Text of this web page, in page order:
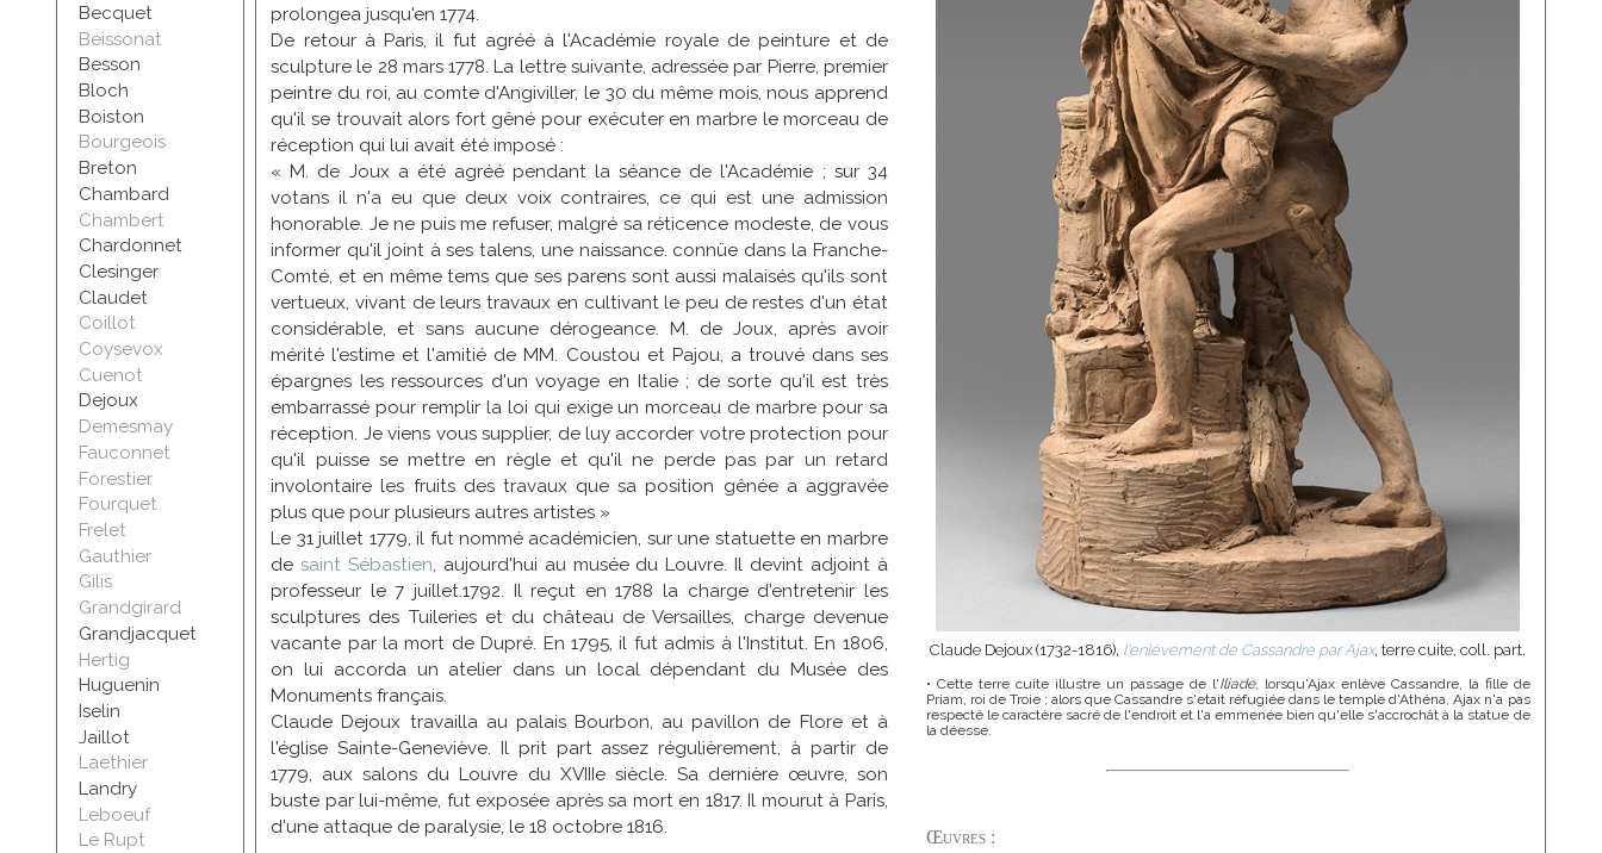
Becquet
Beissonat
Besson
Bloch
Boiston
Bourgeois
Breton
Chambard
Chambert
Chardonnet
Clesinger
Claudet
Coillot
Coysevox
Cuenot
Dejoux
Demesmay
Fauconnet
Forestier
Fourquet
Frelet
Gauthier
Gilis
Grandgirard
Grandjacquet
Hertig
Huguenin
Iselin
Jaillot
Laethier
Landry
Leboeuf
Le Rupt
prolongea jusqu'en 1774.
De retour à Paris, il fut agréé à l'Académie royale de peinture et de
sculpture le 28 mars 1778. La lettre suivante, adressée par Pierre, premier
peintre du roi, au comte d'Angiviller, le 30 du même mois, nous apprend
qu'il se trouvait alors fort gêné pour exécuter en marbre le morceau de
réception qui lui avait été imposé :
« M. de Joux a été agréé pendant la séance de l'Académie ; sur 34
votans il n'a eu que deux voix contraires, ce qui est une admission
honorable. Je ne puis me refuser, malgré sa réticence modeste, de vous
informer qu'il joint à ses talens, une naissance. connüe dans la Franche-
Comté, et en même tems que ses parens sont aussi malaisés qu'ils sont
vertueux, vivant de leurs travaux en cultivant le peu de restes d'un état
considérable, et sans aucune dérogeance. M. de Joux, après avoir
mérité l'estime et l'amitié de MM. Coustou et Pajou, a trouvé dans ses
épargnes les ressources d'un voyage en Italie ; de sorte qu'il est très
embarrassé pour remplir la loi qui exige un morceau de marbre pour sa
réception. Je viens vous supplier, de luy accorder votre protection pour
qu'il puisse se mettre en règle et qu'il ne perde pas par un retard
involontaire les fruits des travaux que sa position gênée a aggravée
plus que pour plusieurs autres artistes »
Le 31 juillet 1779, il fut nommé académicien, sur une statuette en marbre
desaint Sébastien, aujourd'hui au musée du Louvre. Il devint adjoint à
professeur le 7 juillet.1792. Il reçut en 1788 la charge d'entretenir les
sculptures des Tuileries et du château de Versailles, charge devenue
vacante par la mort de Dupré. En 1795, il fut admis à l'Institut. En 1806,
on lui accorda un atelier dans un local dépendant du Musée des
Monuments français.
Claude Dejoux travailla au palais Bourbon, au pavillon de Flore et à
l'église Sainte-Geneviève. Il prit part assez régulièrement, à partir de
1779, aux salons du Louvre du XVIIIe siècle. Sa dernière œuvre, son
buste par lui-même, fut exposée après sa mort en 1817. Il mourut à Paris,
d'une attaque de paralysie, le 18 octobre 1816.
Claude Dejoux (1732-1816), l'enlèvement de Cassandre par Ajax, terre cuite, coll. part.
• Cette terre cuite illustre un passage de l'Iliade, lorsqu'Ajax enlève Cassandre, la fille de
Priam, roi de Troie ; alors que Cassandre s'etait réfugiée dans le temple d'Athéna, Ajax n'a pas
respecté le caractère sacré de l'endroit et l'a emmenée bien qu'elle s'accrochât à la statue de
la déesse.
Œuvres :